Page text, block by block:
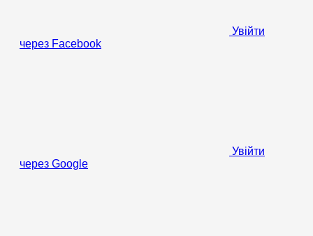
Увійти
через Facebook
Увійти
через Google